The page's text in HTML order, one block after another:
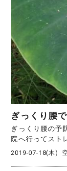
ぎっくり腰
ぎっくり腰の予
院へ行ってスト
2019-07-18(木)